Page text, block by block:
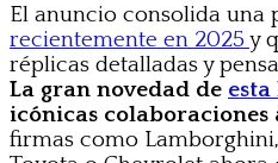
El anuncio consolida una
recientemente en 2025 y
réplicas detalladas y
La gran novedad de
icónicas
firmas como